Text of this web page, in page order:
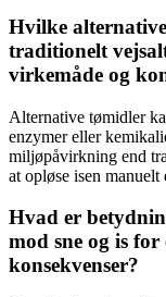
Hvilke
traditionelt
virkemåde og
Alternative tømidler
enzymer eller
miljøpåvirkning end
at opløse isen
Hvad er
mod sne og is
konsekvenser?